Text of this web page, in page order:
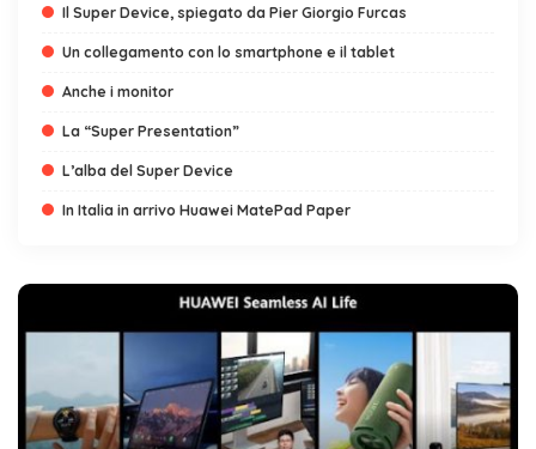
Il Super Device, spiegato da Pier Giorgio Furcas
Un collegamento con lo smartphone e il tablet
Anche i monitor
La “Super Presentation”
L’alba del Super Device
In Italia in arrivo Huawei MatePad Paper